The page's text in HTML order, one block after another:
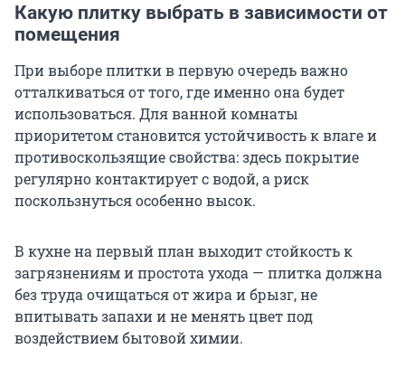
Какую плитку выбрать в зависимости от
помещения
При выборе плитки в первую очередь важно
отталкиваться от того, где именно она будет
использоваться. Для ванной комнаты
приоритетом становится устойчивость к влаге и
противоскользящие свойства: здесь покрытие
регулярно контактирует с водой, а риск
поскользнуться особенно высок.
В кухне на первый план выходит стойкость к
загрязнениям и простота ухода — плитка должна
без труда очищаться от жира и брызг, не
впитывать запахи и не менять цвет под
воздействием бытовой химии.